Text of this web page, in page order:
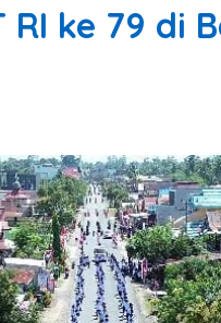
ke 79 di